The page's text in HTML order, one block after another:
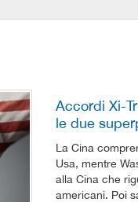
Accordi Xi-
le due
La Cina
Usa, mentre
alla Cina che
americani. Poi